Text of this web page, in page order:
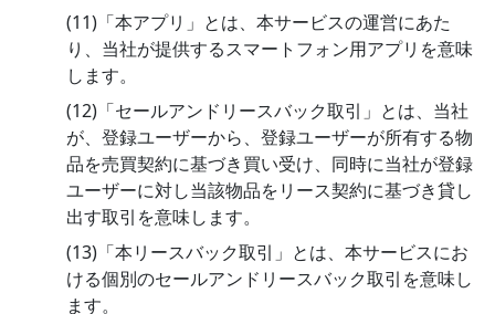
(11)「本アプリ」とは、本サービスの運営にあた
り、当社が提供するスマートフォン用アプリを意味
します。
(12)「セールアンドリースバック取引」とは、当社
が、登録ユーザーから、登録ユーザーが所有する物
品を売買契約に基づき買い受け、同時に当社が登録
ユーザーに対し当該物品をリース契約に基づき貸し
出す取引を意味します。
(13)「本リースバック取引」とは、本サービスにお
ける個別のセールアンドリースバック取引を意味し
ます。